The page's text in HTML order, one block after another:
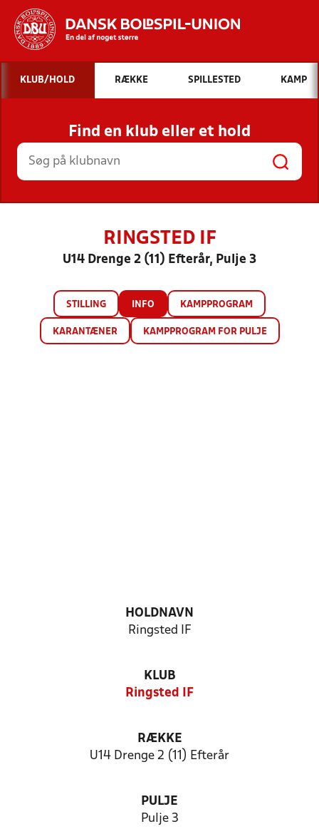
Hvad vil du søge efter?
INDHOLD OG NYHEDER
STILLINGER, RESULTATER, KLUBBER OG
HOLD
KLUB/HOLD RÆKKE SPILLESTED KAMP
Find en klub eller et hold
RINGSTED IF
U14 Drenge 2 (11) Efterår, Pulje 3
STILLING INFO KAMPPROGRAM
KARANTÆNER KAMPPROGRAM FOR PULJE
HOLDNAVN
Ringsted IF
KLUB
Ringsted IF
RÆKKE
U14 Drenge 2 (11) Efterår
PULJE
Pulje 3